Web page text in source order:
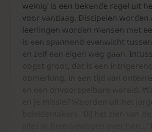
weinig’ is een bekende regel uit
voor vandaag. Discipelen worden
leerlingen worden mensen met
is een spannend evenwicht
en zelf een eigen weg gaan.
oogst groot, dat is een